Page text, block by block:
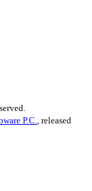
P.C.
, released